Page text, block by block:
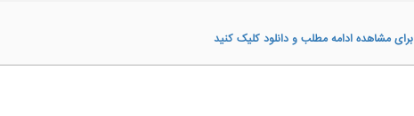
برای مشاهده ادامه مطلب و دانلود کلیک کنید